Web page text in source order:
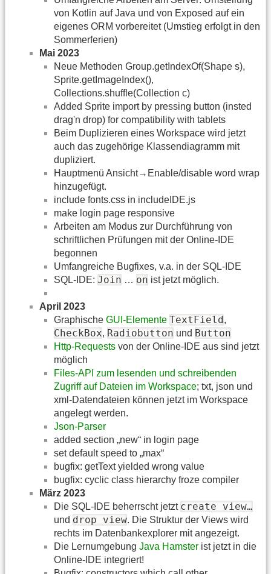
von Kotlin auf Java und von Exposed auf ein
eigenes ORM vorbereitet (Umstieg erfolgt in den
Sommerferien)
Mai 2023
Neue Methoden Group.getIndexOf(Shape s),
Sprite.getImageIndex(),
Collections.shuffle(Collection c)
Added Sprite import by pressing button (insted
drag'n drop) for compatibility with tablets
Beim Duplizieren eines Workspace wird jetzt
auch das zugehörige Klassendiagramm mit
dupliziert.
Hauptmenü Ansicht→Enable/disable word wrap
hinzugefügt.
include fonts.css in includeIDE.js
make login page responsive
Arbeiten am Modus zur Durchführung von
schriftlichen Prüfungen mit der Online-IDE
begonnen
Umfangreiche Bugfixes, v.a. in der SQL-IDE
SQL-IDE: Join … on ist jetzt möglich.
April 2023
Graphische GUI-Elemente TextField,
CheckBox, Radiobutton und Button
Http-Requests von der Online-IDE aus sind jetzt
möglich
Files-API zum lesenden und schreibenden
Zugriff auf Dateien im Workspace; txt, json und
xml-Datendateien können jetzt im Workspace
angelegt werden.
Json-Parser
added section „new“ in login page
set default speed to „max“
bugfix: getText yielded wrong value
bugfix: cyclic class hierarchy froze compiler
März 2023
Die SQL-IDE beherrscht jetzt create view…
und drop view. Die Struktur der Views wird
rechts im Datenbankexplorer mit angezeigt.
Die Lernumgebung Java Hamster ist jetzt in die
Online-IDE integriert!